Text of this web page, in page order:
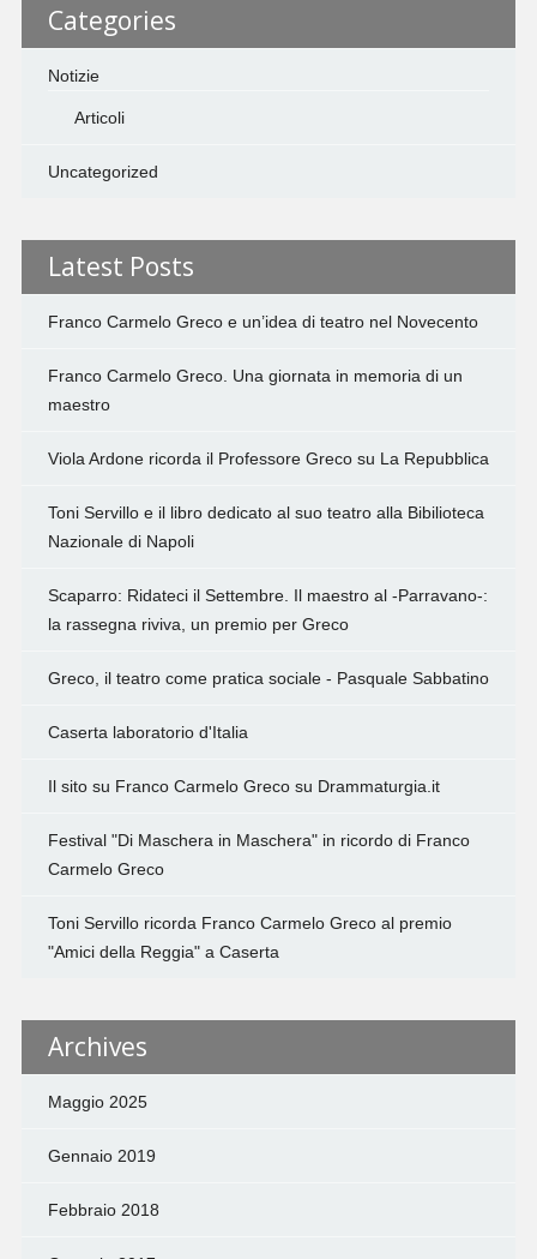
Categories
Notizie
Articoli
Uncategorized
Latest Posts
Franco Carmelo Greco e un’idea di teatro nel Novecento
Franco Carmelo Greco. Una giornata in memoria di un
maestro
Viola Ardone ricorda il Professore Greco su La Repubblica
Toni Servillo e il libro dedicato al suo teatro alla Bibilioteca
Nazionale di Napoli
Scaparro: Ridateci il Settembre. Il maestro al -Parravano-:
la rassegna riviva, un premio per Greco
Greco, il teatro come pratica sociale - Pasquale Sabbatino
Caserta laboratorio d'Italia
Il sito su Franco Carmelo Greco su Drammaturgia.it
Festival "Di Maschera in Maschera" in ricordo di Franco
Carmelo Greco
Toni Servillo ricorda Franco Carmelo Greco al premio
"Amici della Reggia" a Caserta
Archives
Maggio 2025
Gennaio 2019
Febbraio 2018